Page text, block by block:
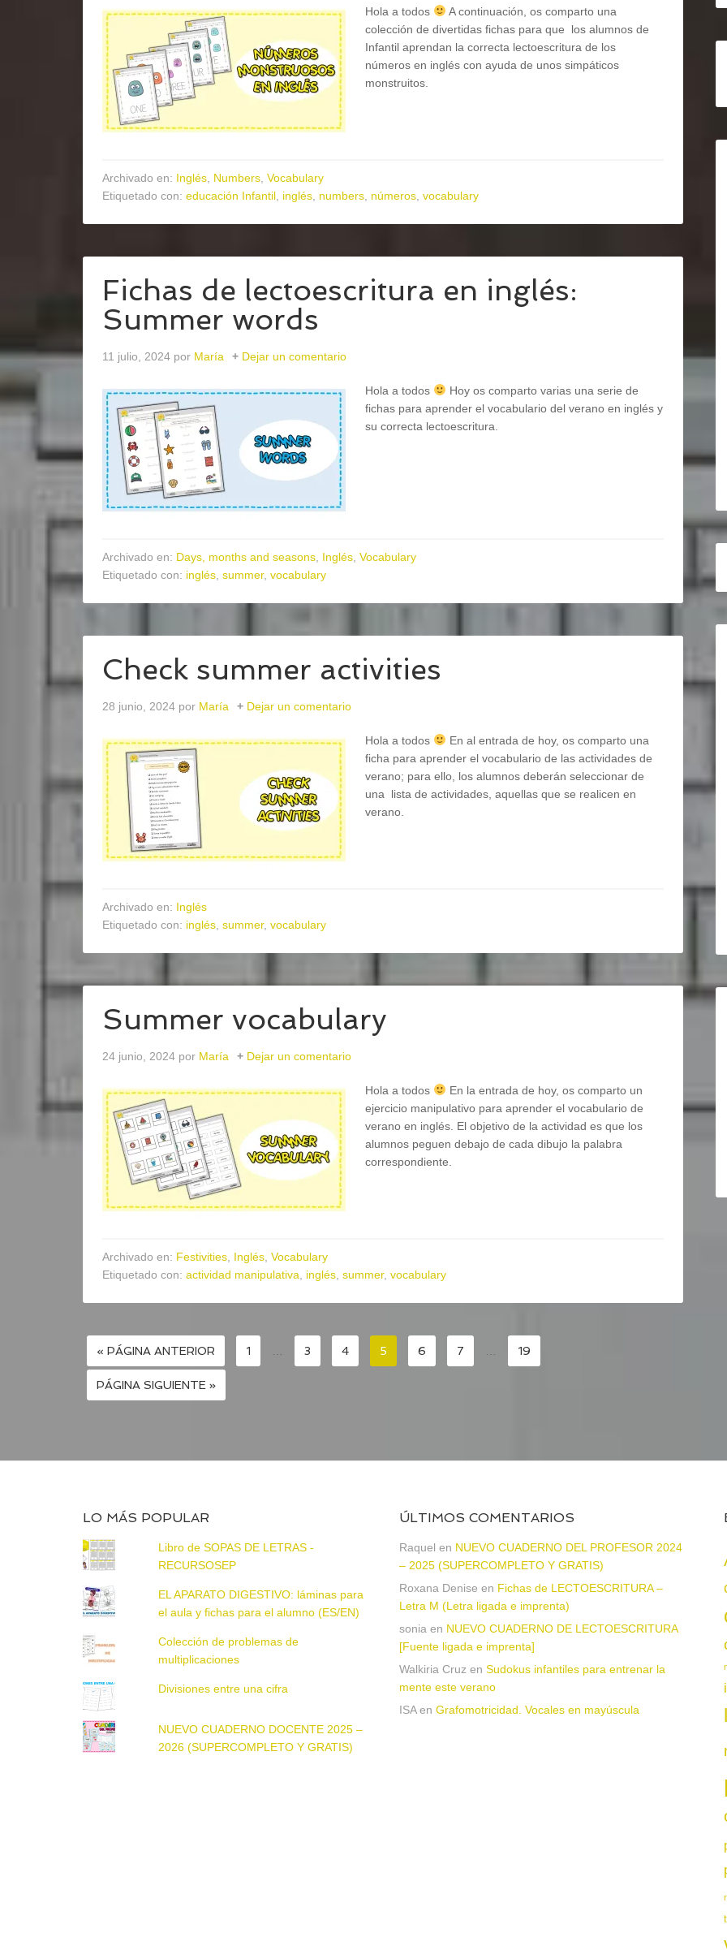
Hola a todos
A continuación, os comparto una
colección de divertidas fichas para que los alumnos de
Infantil aprendan la correcta lectoescritura de los
números en inglés con ayuda de unos simpáticos
monstruitos.
Archivado en: Inglés Numbers Vocabulary
Etiquetado con: educación Infantil inglés numbers números vocabulary
Fichas de lectoescritura en inglés:
Summer words
11 julio, 2024 por María Dejar un comentario
Hola a todos
Hoy os comparto varias una serie de
fichas para aprender el vocabulario del verano en inglés y
su correcta lectoescritura.
Archivado en: Days, months and seasons Inglés Vocabulary
Etiquetado con: inglés summer, vocabulary
Check summer activities
28 junio, 2024 por María Dejar un comentario
Hola a todos
En al entrada de hoy, os comparto una
ficha para aprender el vocabulario de las actividades de
verano; para ello, los alumnos deberán seleccionar de
una lista de actividades, aquellas que se realicen en
verano.
Archivado en: Inglés
Etiquetado con: inglés summer, vocabulary
Summer vocabulary
24 junio, 2024 por María Dejar un comentario
Hola a todos
En la entrada de hoy, os comparto un
ejercicio manipulativo para aprender el vocabulario de
verano en inglés. El objetivo de la actividad es que los
alumnos peguen debajo de cada dibujo la palabra
correspondiente.
Archivado en: Festivities Inglés Vocabulary
Etiquetado con: actividad manipulativa inglés summer, vocabulary
« PÁGINA ANTERIOR 1 3 4 5 6 7 19
PÁGINA SIGUIENTE »
LO MÁS POPULAR
Libro de SOPAS DE LETRAS -
RECURSOSEP
EL APARATO DIGESTIVO: láminas para
el aula y fichas para el alumno (ES/EN)
Colección de problemas de
multiplicaciones
Divisiones entre una cifra
NUEVO CUADERNO DOCENTE 2025 –
2026 (SUPERCOMPLETO Y GRATIS)
ÚLTIMOS COMENTARIOS
Raquel en NUEVO CUADERNO DEL PROFESOR 2024
– 2025 (SUPERCOMPLETO Y GRATIS)
Roxana Denise en Fichas de LECTOESCRITURA –
Letra M (Letra ligada e imprenta)
sonia en NUEVO CUADERNO DE LECTOESCRITURA
[Fuente ligada e imprenta]
Walkiria Cruz en Sudokus infantiles para entrenar la
mente este verano
ISAen Grafomotricidad. Vocales en mayúscula